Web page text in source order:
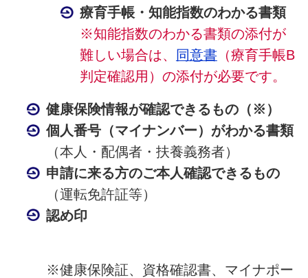
療育手帳・知能指数のわかる書類
※知能指数のわかる書類の添付が
難しい場合は、
同意書（療育手帳B
判定確認用）の添付が必要です。
健康保険情報が確認できるもの（※）
個人番号（マイナンバー）がわかる書類
（本人・配偶者・扶養義務者）
申請に来る方のご本人確認できるもの
（運転免許証等）
認め印
※健康保険証、資格確認書、マイナポー